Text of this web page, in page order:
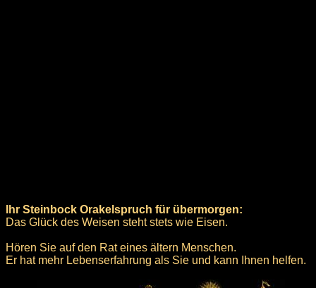
Ihr Steinbock Orakelspruch für übermorgen:
Das Glück des Weisen steht stets wie Eisen.
Hören Sie auf den Rat eines ältern Menschen.
Er hat mehr Lebenserfahrung als Sie und kann Ihnen helfen.